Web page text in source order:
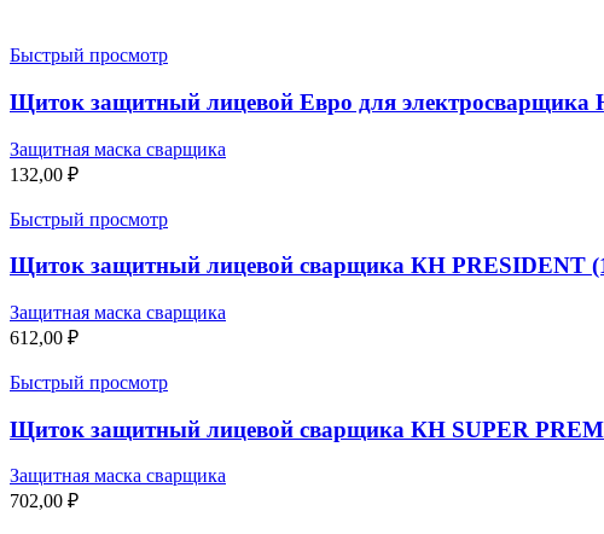
Быстрый просмотр
Щиток защитный лицевой Евро для электросварщика
Защитная маска сварщика
132,00 ₽
Быстрый просмотр
Щиток защитный лицевой сварщика КН PRESIDENT
Защитная маска сварщика
612,00 ₽
Быстрый просмотр
Щиток защитный лицевой сварщика КН SUPER
Защитная маска сварщика
702,00 ₽